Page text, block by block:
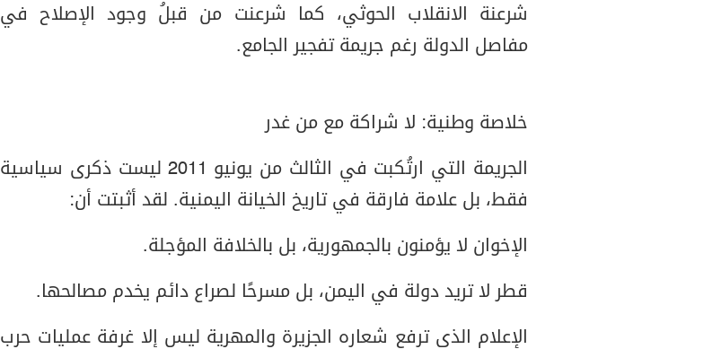
شرعنة الانقلاب الحوثي، كما شرعنت من قبلُ وجود الإصلاح في
مفاصل الدولة رغم جريمة تفجير الجامع.
خلاصة وطنية: لا شراكة مع من غدر
الجريمة التي ارتُكبت في الثالث من يونيو 2011 ليست ذكرى سياسية
فقط، بل علامة فارقة في تاريخ الخيانة اليمنية. لقد أثبتت أن:
الإخوان لا يؤمنون بالجمهورية، بل بالخلافة المؤجلة.
قطر لا تريد دولة في اليمن، بل مسرحًا لصراع دائم يخدم مصالحها.
الإعلام الذي ترفع شعاره الجزيرة والمهرية ليس إلا غرفة عمليات حرب